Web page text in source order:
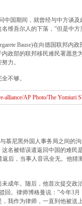
中国期间，就曾经与中方谈
维吾尔人的下落，”但是中方
Bause)在向德国联邦内
政部的联邦移民难民署愿意
力。
不够。
慕尼黑外国人事务局之间的
名被错误遣返回中国的难民
后，当事人音讯全无。他猜
成年。随后，他首次提交政
回。律师博格曼说：”今年3
我作为律师，一直到他被送